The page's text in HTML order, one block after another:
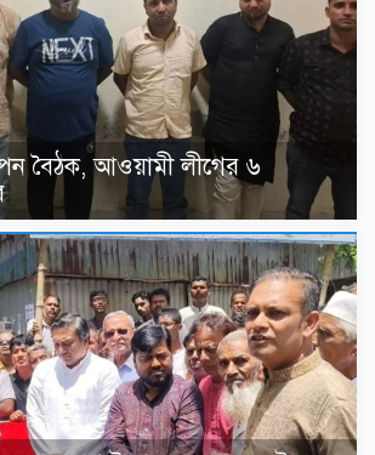
বৈঠক, আওয়ামী লীগের ৬